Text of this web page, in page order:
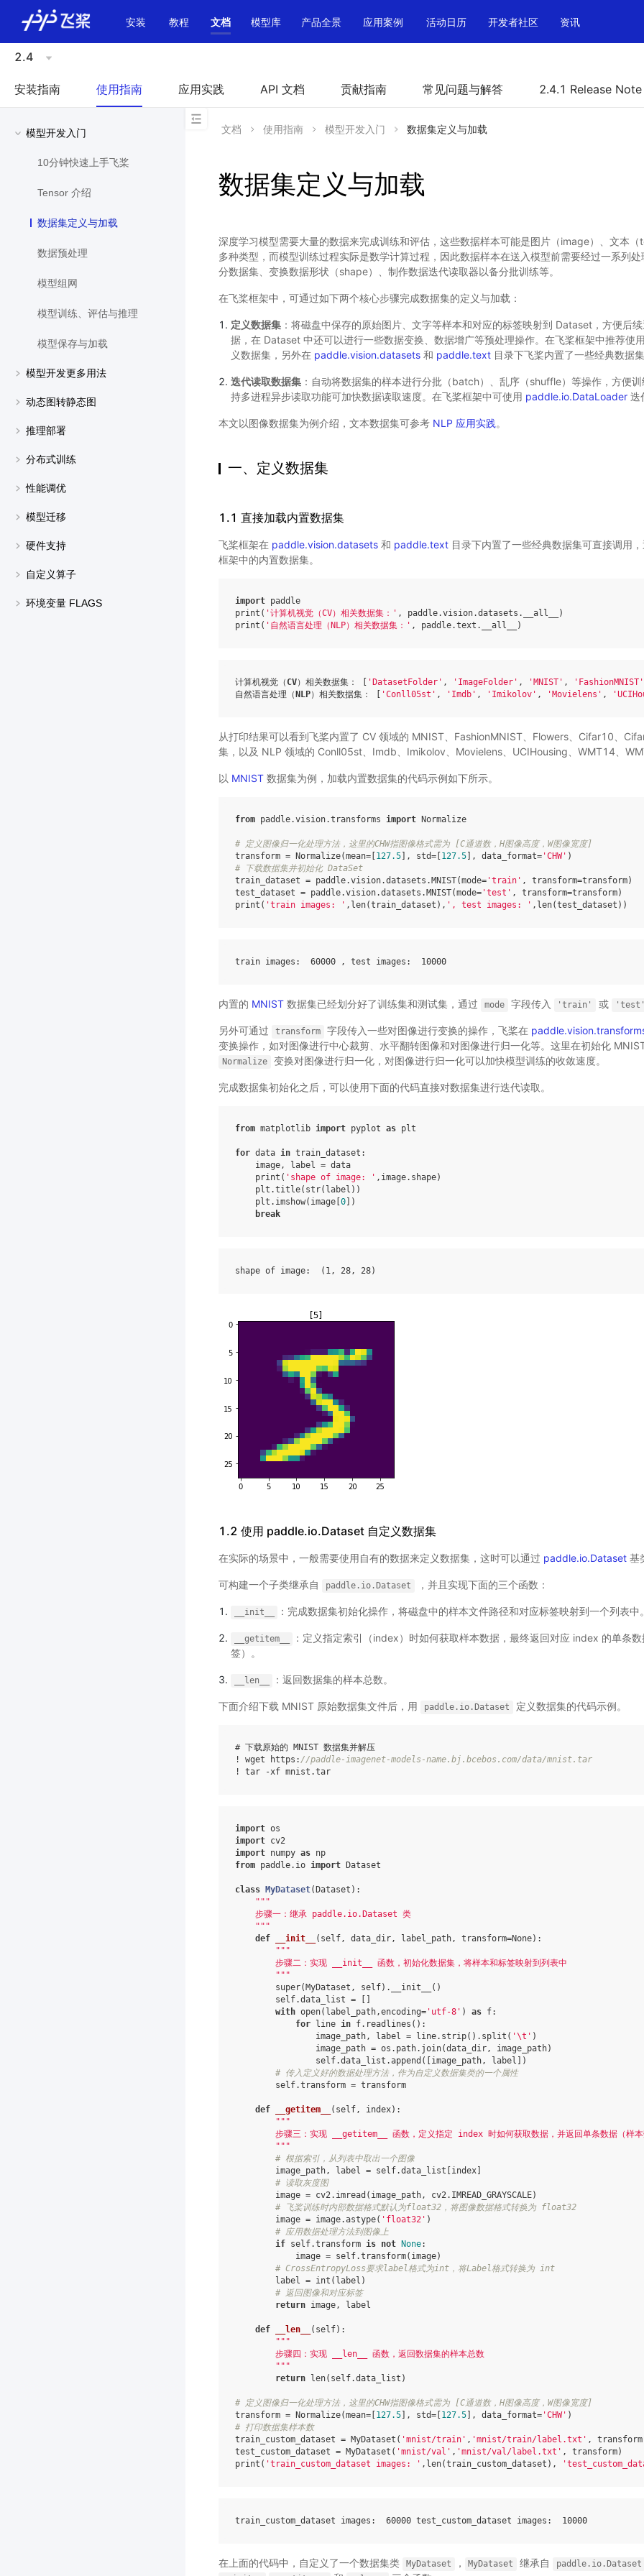
安装 教程 文档 模型库 产品全景 应用案例 活动日历 开发者社区 资讯
2.4
安装指南 使用指南 应用实践 API 文档 贡献指南 常见问题与解答 2.4.1 Release Note
模型开发入门
10分钟快速上手飞桨
Tensor 介绍
数据集定义与加载
数据预处理
模型组网
模型训练、评估与推理
模型保存与加载
模型开发更多用法
动态图转静态图
推理部署
分布式训练
性能调优
模型迁移
硬件支持
自定义算子
环境变量 FLAGS
文档 使用指南 模型开发入门 数据集定义与加载
数据集定义与加载
深度学习模型需要大量的数据来完成训练和评估，这些数据样本可能是图片（image）、文本
多种类型，而模型训练过程实际是数学计算过程，因此数据样本在送入模型前需要经过一系列
分数据集、变换数据形状（shape）、制作数据迭代读取器以备分批训练等。
在飞桨框架中，可通过如下两个核心步骤完成数据集的定义与加载：
定义数据集：将磁盘中保存的原始图片、文字等样本和对应的标签映射到 Dataset，方便后
据，在 Dataset 中还可以进行一些数据变换、数据增广等预处理操作。在飞桨框架中推荐使用
义数据集，另外在 paddle.vision.datasets和 paddle.text目录下飞桨内置了一些经典数据集
迭代读取数据集：自动将数据集的样本进行分批（batch）、乱序（shuffle）等操作，方便
持多进程异步读取功能可加快数据读取速度。在飞桨框架中可使用 paddle.io.DataLoader迭
本文以图像数据集为例介绍，文本数据集可参考 NLP 应用实践。
一、定义数据集
1.1 直接加载内置数据集
飞桨框架在 paddle.vision.datasets 和 paddle.text 目录下内置了一些经典数据集可直接调用
框架中的内置数据集。
import paddle
print ( '计算机视觉（CV）相关数据集：' , paddle.vision.datasets . __all__
)
print ( '自然语言处理（NLP）相关数据集：' , paddle.text . __all__ )
计算机视觉（ CV）相关数据集： 'DatasetFolder' , 'ImageFolder' , 'MNIST' , 'FashionMNIST'
自然语言处理（ NLP）相关数据集： 'Conll05st' , 'Imdb' , 'Imikolov' , 'Movielens' ,
从打印结果可以看到飞桨内置了 CV 领域的 MNIST、FashionMNIST、Flowers、Cifar10、
集，以及 NLP 领域的 Conll05st、Imdb、Imikolov、Movielens、UCIHousing、WMT14、
以 MNIST 数据集为例，加载内置数据集的代码示例如下所示。
from paddle.vision.transforms import Normalize
# 定义图像归一化处理方法，这里的CHW指图像格式需为 [C通道数，H图像高度，W图像宽度]
transform = Normalize(mean= 127.5 ], std= 127.5 ], data_format= 'CHW' )
# 下载数据集并初始化 DataSet
train_dataset = paddle.vision.datasets . MNIST(mode= 'train' , transform=transform)
test_dataset = paddle.vision.datasets . MNIST(mode= 'test' , transform=transform)
print ( 'train images: ' , len(train_dataset ), ', test images: ' , len(test_dataset ))
train images : 60000 , test images : 10000
内置的 MNIST 数据集已经划分好了训练集和测试集，通过 mode 字段传入 'train' 或 'test'
另外可通过 transform 字段传入一些对图像进行变换的操作，飞桨在
变换操作，如对图像进行中心裁剪、水平翻转图像和对图像进行归一化等。这里在初始化
Normalize 变换对图像进行归一化，对图像进行归一化可以加快模型训练的收敛速度。
完成数据集初始化之后，可以使用下面的代码直接对数据集进行迭代读取。
from matplotlib import pyplot as plt
for data in train_dataset :
image, label = data
print ( 'shape of image: ' , image. shape)
plt .title( str( label ))
plt . imshow( image 0 ])
break
shape of image: ( 1, 28, 28)
1.2 使用 paddle.io.Dataset 自定义数据集
在实际的场景中，一般需要使用自有的数据来定义数据集，这时可以通过 paddle.io.Dataset 基
可构建一个子类继承自 paddle.io.Dataset ，并且实现下面的三个函数：
__init__ ：完成数据集初始化操作，将磁盘中的样本文件路径和对应标签映射到一个列表中。
__getitem__
：定义指定索引（index）时如何获取样本数据，最终返回对应 index 的单条
签）。
__len__ ：返回数据集的样本总数。
下面介绍下载 MNIST 原始数据集文件后，用 paddle.io.Dataset 定义数据集的代码示例。
# 下载原始的 MNIST 数据集并解压
! wget https: //paddle-imagenet-models-name.bj.bcebos.com/data/mnist.tar
import os
import cv2
import numpy as np
from paddle.io import Dataset
class MyDataset( Dataset ):
"""
    步骤一：继承 paddle.io.Dataset 类
    """
def
__init__ ( self, data_dir, label_path, transform=None):
"""
        步骤二：实现 __init__ 函数，初始化数据集，将样本和标签映射到列表中
        """
super( MyDataset , self) . __init__
()
self.data_list =
with open( label_path,encoding= 'utf-8' ) as f:
for
line in f. readlines ():
image_path, label = line. strip() . split ( '\t ' )
image_path = os . path. join(data_dir, image_path)
self.data_list .append ([ image_path, label ])
# 传入定义好的数据处理方法，作为自定义数据集类的一个属性
self.transform = transform
def __getitem__ ( self, index):
"""
步骤三：实现 __getitem__ 函数，定义指定 index 时如何获取数据，并返回单条数据（样本
        """
# 根据索引，从列表中取出一个图像
image_path, label = self.data_list index
# 读取灰度图
image = cv2. imread ( image_path, cv2. IMREAD_GRAYSCALE)
# 飞桨训练时内部数据格式默认为float32，将图像数据格式转换为 float32
image = image.astype( 'float32' )
# 应用数据处理方法到图像上
if self.transform is not None:
image = self.transform( image)
# CrossEntropyLoss要求label格式为int，将Label格式转换为 int
label = int ( label )
# 返回图像和对应标签
return image, label
def __len__ ( self):
"""
        步骤四：实现 __len__ 函数，返回数据集的样本总数
        """
return
len( self.data_list )
# 定义图像归一化处理方法，这里的CHW指图像格式需为 [C通道数，H图像高度，W图像宽度]
transform = Normalize(mean= 127.5 ], std= 127.5 ], data_format= 'CHW' )
# 打印数据集样本数
train_custom_dataset = MyDataset ( 'mnist/train' , 'mnist/train/label.txt' , transform
test_custom_dataset = MyDataset ( 'mnist/val' , 'mnist/val/label.txt' , transform)
print ( 'train_custom_dataset images: ' , len(train_custom_dataset ),
train_custom_dataset images : 60000 test_custom_dataset images : 10000
在上面的代码中，自定义了一个数据集类 MyDataset ， MyDataset 继承自 paddle.io.Dataset